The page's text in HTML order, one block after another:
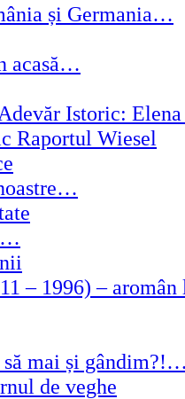
și Germania…
acasă…
Istoric:
Raportul Wiesel
– 1996) –
să mai și
de veghe